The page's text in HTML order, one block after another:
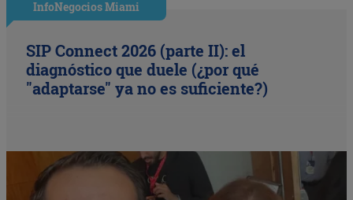
InfoNegocios Miami
SIP Connect 2026 (parte II): el
diagnóstico que duele (¿por qué
"adaptarse" ya no es suficiente?)